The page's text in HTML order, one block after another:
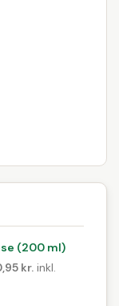
(200 ml)
kr. inkl.